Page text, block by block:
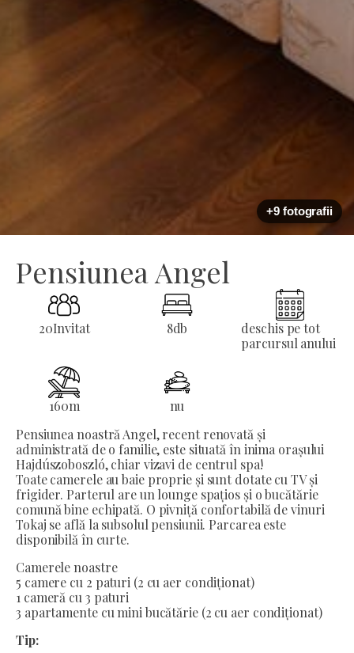
+9 fotografii
Pensiunea Angel
20Invitat 8db
deschis pe tot
parcursul anului
160m
nu
Pensiunea noastră Angel, recent renovată și
administrată de o familie, este situată în inima orașului
Hajdúszoboszló, chiar vizavi de centrul spa!
Toate camerele au baie proprie și sunt dotate cu TV și
frigider. Parterul are un lounge spațios și o bucătărie
comună bine echipată. O pivniță confortabilă de vinuri
Tokaj se află la subsolul pensiunii. Parcarea este
disponibilă în curte.
Camerele noastre
5 camere cu 2 paturi (2 cu aer condiționat)
1 cameră cu 3 paturi
3 apartamente cu mini bucătărie (2 cu aer condiționat)
Tip: